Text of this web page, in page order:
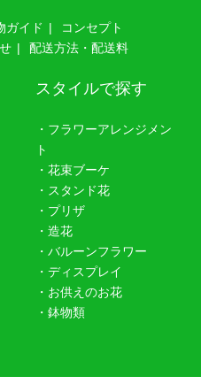
ガイド
コンセプト
配送方法・配送料
スタイルで探す
・フラワーアレンジメン
ト
・花束ブーケ
・スタンド花
・プリザ
・造花
・バルーンフラワー
・ディスプレイ
・お供えのお花
・鉢物類